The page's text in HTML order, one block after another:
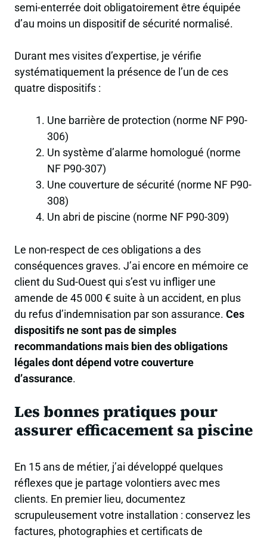
semi-enterrée doit obligatoirement être équipée
d’au moins un dispositif de sécurité normalisé.
Durant mes visites d’expertise, je vérifie
systématiquement la présence de l’un de ces
quatre dispositifs :
Une barrière de protection (norme NF P90-
306)
Un système d’alarme homologué (norme
NF P90-307)
Une couverture de sécurité (norme NF P90-
308)
Un abri de piscine (norme NF P90-309)
Le non-respect de ces obligations a des
conséquences graves. J’ai encore en mémoire ce
client du Sud-Ouest qui s’est vu infliger une
amende de 45 000 € suite à un accident, en plus
du refus d’indemnisation par son assurance. Ces
dispositifs ne sont pas de simples
recommandations mais bien des obligations
légales dont dépend votre couverture
d’assurance.
Les bonnes pratiques pour
assurer efficacement sa piscine
En 15 ans de métier, j’ai développé quelques
réflexes que je partage volontiers avec mes
clients. En premier lieu, documentez
scrupuleusement votre installation : conservez les
factures, photographies et certificats de